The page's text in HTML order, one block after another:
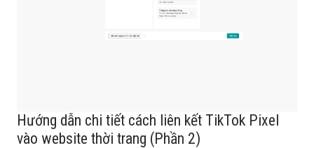
Hướng dẫn chi tiết cách liên kết TikTok Pixel
vào website thời trang (Phần 2)